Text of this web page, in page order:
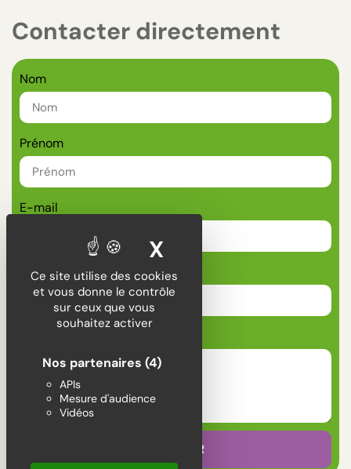
Ce site utilise des cookies
et vous donne le contrôle
sur ceux que vous
souhaitez activer
Nos partenaires (4)
APIs
Mesure d'audience
Vidéos
X MASQUER LE
Contacter directement
Nom
Prénom
E-mail
Téléphone
ENVOYER